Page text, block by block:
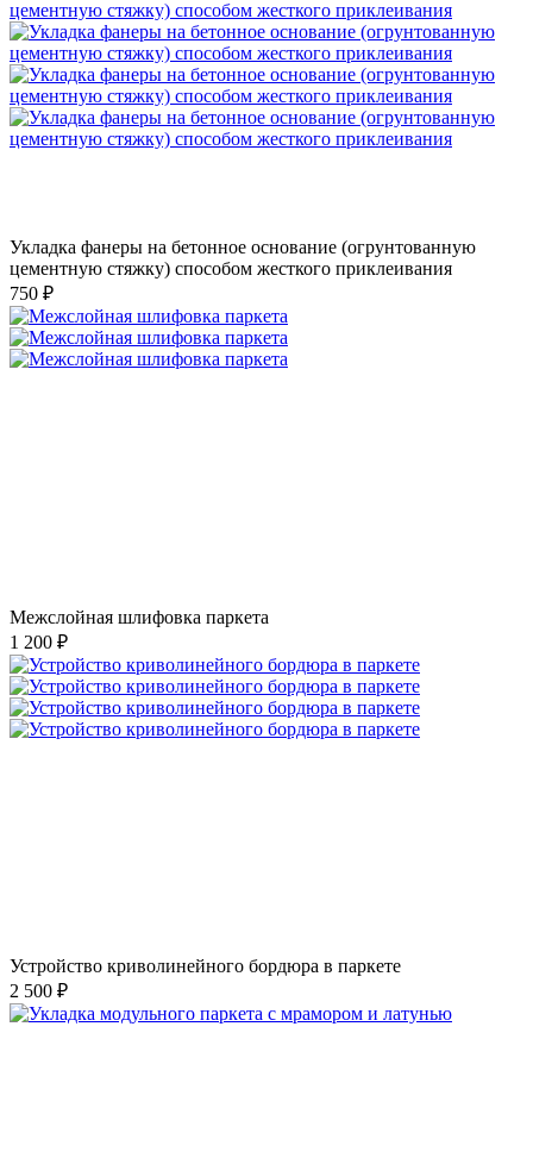
Укладка фанеры на бетонное основание (огрунтованную
цементную стяжку) способом жесткого приклеивания
750 ₽
Межслойная шлифовка паркета
1 200 ₽
Устройство криволинейного бордюра в паркете
2 500 ₽